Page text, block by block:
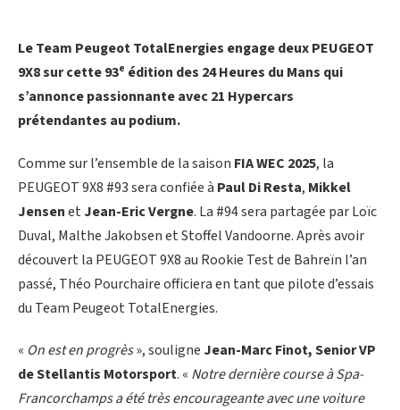
Le Team Peugeot TotalEnergies engage deux PEUGEOT
9X8 sur cette 93e édition des 24 Heures du Mans qui
s’annonce passionnante avec 21 Hypercars
prétendantes au podium.
Comme sur l’ensemble de la saison FIA WEC 2025, la
PEUGEOT 9X8 #93 sera confiée à Paul Di Resta, Mikkel
Jensenet Jean-Eric Vergne. La #94 sera partagée par Loïc
Duval, Malthe Jakobsen et Stoffel Vandoorne. Après avoir
découvert la PEUGEOT 9X8 au Rookie Test de Bahreïn l’an
passé, Théo Pourchaire officiera en tant que pilote d’essais
du Team Peugeot TotalEnergies.
« On est en progrès», souligne Jean-Marc Finot, Senior VP
de Stellantis Motorsport. « Notre dernière course à Spa-
Francorchamps a été très encourageante avec une voiture